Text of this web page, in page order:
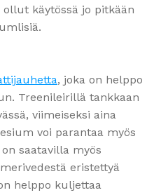
käytössä jo pitkään
, joka on helppo
Treenileirillä tankkaan
viimeiseksi aina
voi parantaa myös
saatavilla myös
eristettyä
helppo kuljettaa